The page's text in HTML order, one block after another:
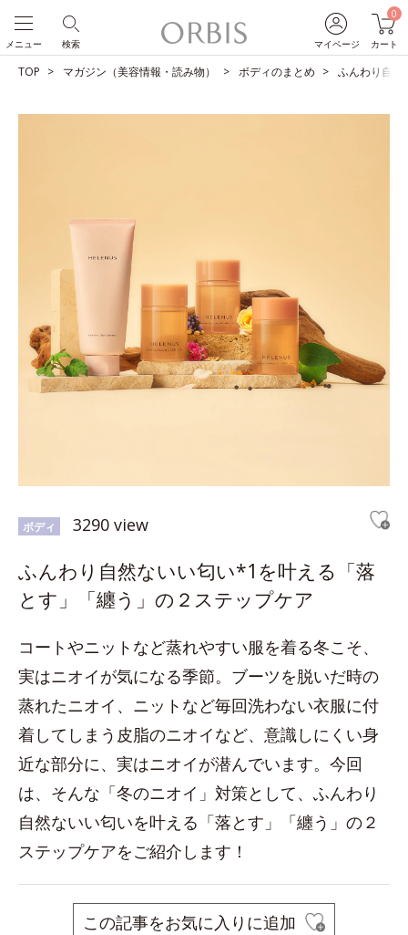
マイページ
0
カート
検索
メニュー
TOP マガジン（美容情報・読み物） ボディのまとめ ふんわり自然
ボディ 3290 view
ふんわり自然ないい匂い*1を叶える「落
とす」「纏う」の２ステップケア
コートやニットなど蒸れやすい服を着る冬こそ、
実はニオイが気になる季節。ブーツを脱いだ時の
蒸れたニオイ、ニットなど毎回洗わない衣服に付
着してしまう皮脂のニオイなど、意識しにくい身
近な部分に、実はニオイが潜んでいます。今回
は、そんな「冬のニオイ」対策として、ふんわり
自然ないい匂いを叶える「落とす」「纏う」の２
ステップケアをご紹介します！
この記事をお気に入りに追加